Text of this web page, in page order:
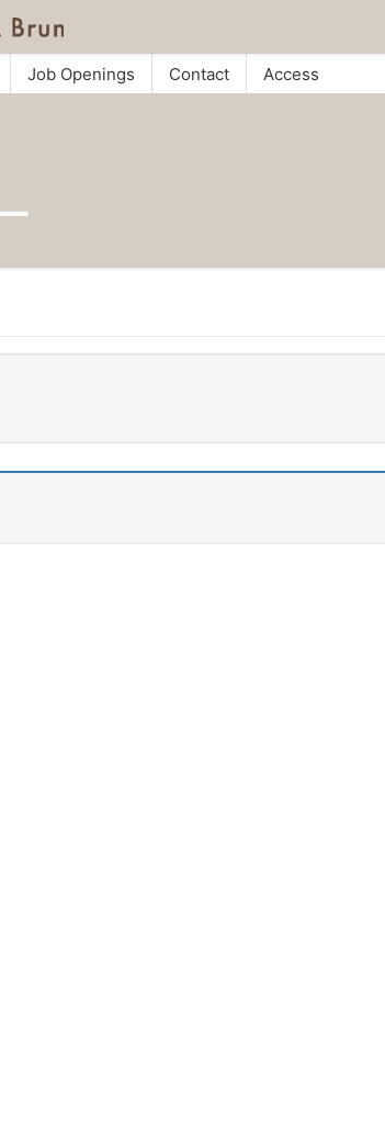
Job Openings Contact Access